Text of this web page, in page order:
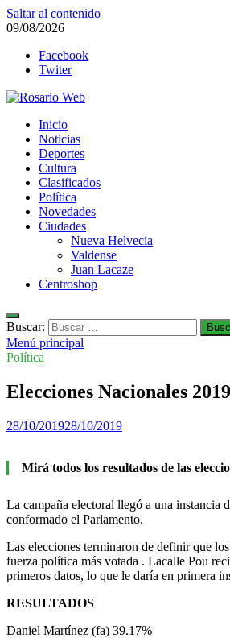
Saltar al contenido
09/08/2026
Facebook
Twiter
Rosario Web
Todas la noticias de Rosario y la zona
Inicio
Noticias
Deportes
Cultura
Clasificados
Política
Novedades
Ciudades
Nueva Helvecia
Valdense
Juan Lacaze
Centroshop
Buscar:
Menú principal
Política
Elecciones Nacionales
28/10/201928/10/2019
Mirá todos los resultados de las
La campaña electoral llegó a una instancia
conformado el Parlamento.
Las elecciones terminaron de definir que
fuerza política más votada . Lacalle Pou
primeros datos, lo que le daría en primera
RESULTADOS
Daniel Martínez (fa) 39.17%